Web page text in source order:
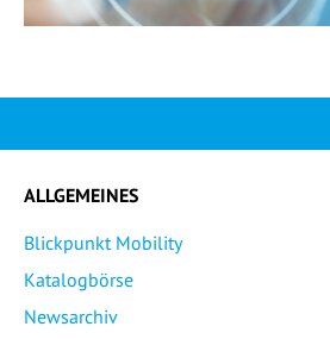
ALLGEMEINES
Blickpunkt Mobility
Katalogbörse
Newsarchiv